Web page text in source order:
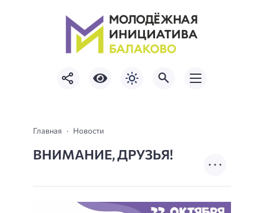
Главная Новости
ВНИМАНИЕ, ДРУЗЬЯ!